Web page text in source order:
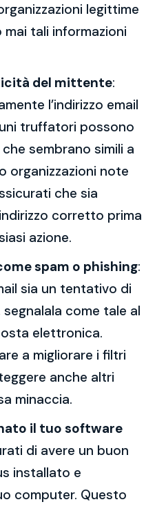
legittime
tali informazioni
del mittente:
l’indirizzo email
truffatori possono
sembrano simili a
organizzazioni note
che sia
corretto prima
azione.
spam o phishing:
sia un tentativo di
come tale al
elettronica.
a migliorare i filtri
anche altri
minaccia.
il tuo software
di avere un buon
installato e
computer. Questo